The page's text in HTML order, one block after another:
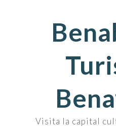
Visita la capital